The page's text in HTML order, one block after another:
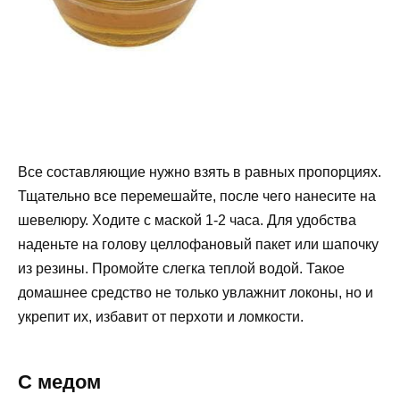
Все составляющие нужно взять в равных пропорциях.
Тщательно все перемешайте, после чего нанесите на
шевелюру. Ходите с маской 1-2 часа. Для удобства
наденьте на голову целлофановый пакет или шапочку
из резины. Промойте слегка теплой водой. Такое
домашнее средство не только увлажнит локоны, но и
укрепит их, избавит от перхоти и ломкости.
С медом